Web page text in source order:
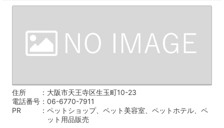
住所
大阪市天王寺区生玉町10-23
電話番号
06-6770-7911
PR
ペットショップ、ペット美容室、ペットホテル、ペ
ット用品販売